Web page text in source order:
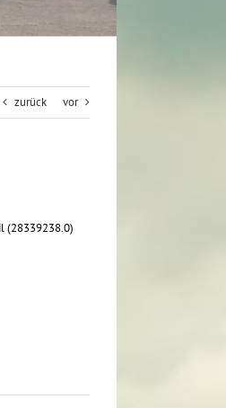
zurück vor
(28339238.0)